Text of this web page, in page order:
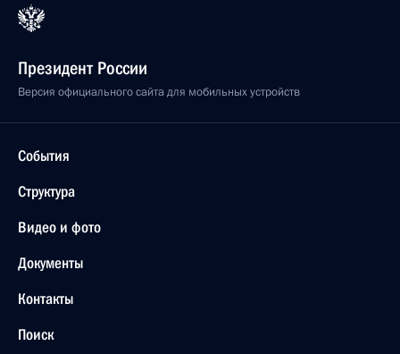
Президент России
Версия официального сайта для мобильных устройств
События
Структура
Видео и фото
Документы
Контакты
Поиск